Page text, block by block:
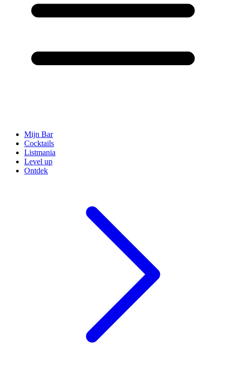
Mijn Bar
Cocktails
Listmania
Level up
Ontdek